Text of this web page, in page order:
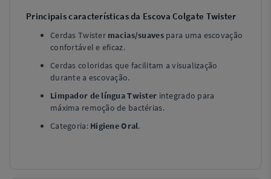
Principais características da Escova Colgate Twister
Cerdas Twister macias/suavespara uma escovação
confortável e eficaz.
Cerdas coloridas que facilitam a visualização
durante a escovação.
Limpador de língua Twister integrado para
máxima remoção de bactérias.
Categoria: Higiene Oral.